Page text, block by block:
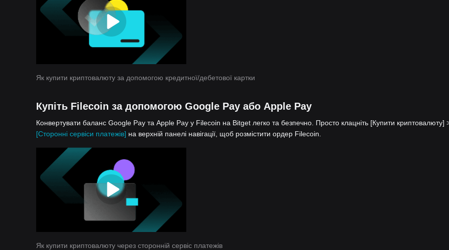
Як купити криптовалюту за допомогою кредитної/дебетової картки
Купіть Filecoin за допомогою Google Pay або Apple Pay
Конвертувати баланс Google Pay та Apple Pay у Filecoin на Bitget легко та безпечно. Просто клацніть [Купити криптовалюту]
[Сторонні сервіси платежів] на верхній панелі навігації, щоб розмістити ордер Filecoin.
Як купити криптовалюту через сторонній сервіс платежів